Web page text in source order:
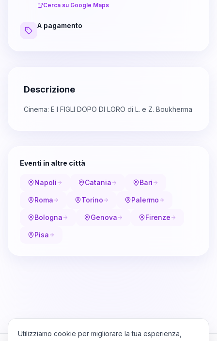
Cerca su Google Maps
A pagamento
Descrizione
Cinema: E I FIGLI DOPO DI LORO di L. e Z. Boukherma
Eventi in altre città
Napoli Catania Bari
Roma Torino Palermo
Bologna Genova Firenze
Pisa
Utilizziamo cookie per migliorare la tua esperienza,